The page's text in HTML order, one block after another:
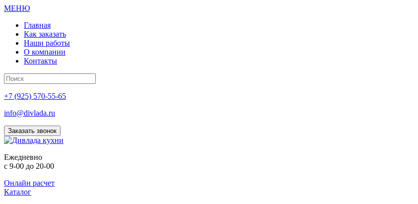
МЕНЮ
Главная
Как заказать
Наши работы
О компании
Контакты
+7 (925) 570-55-65
info@divlada.ru
Заказать звонок
Ежедневно
с 9-00 до 20-00
Онлайн расчет
Каталог